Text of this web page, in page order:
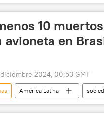
10
avioneta en
2024, 00:53 GMT
América Latina